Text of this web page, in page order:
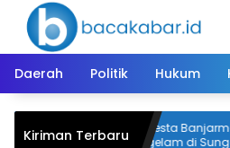
Langsung
konten
Daerah
Politik Hukum
Kiriman Terbaru
Patra
Kapolresta
Tenggelam di